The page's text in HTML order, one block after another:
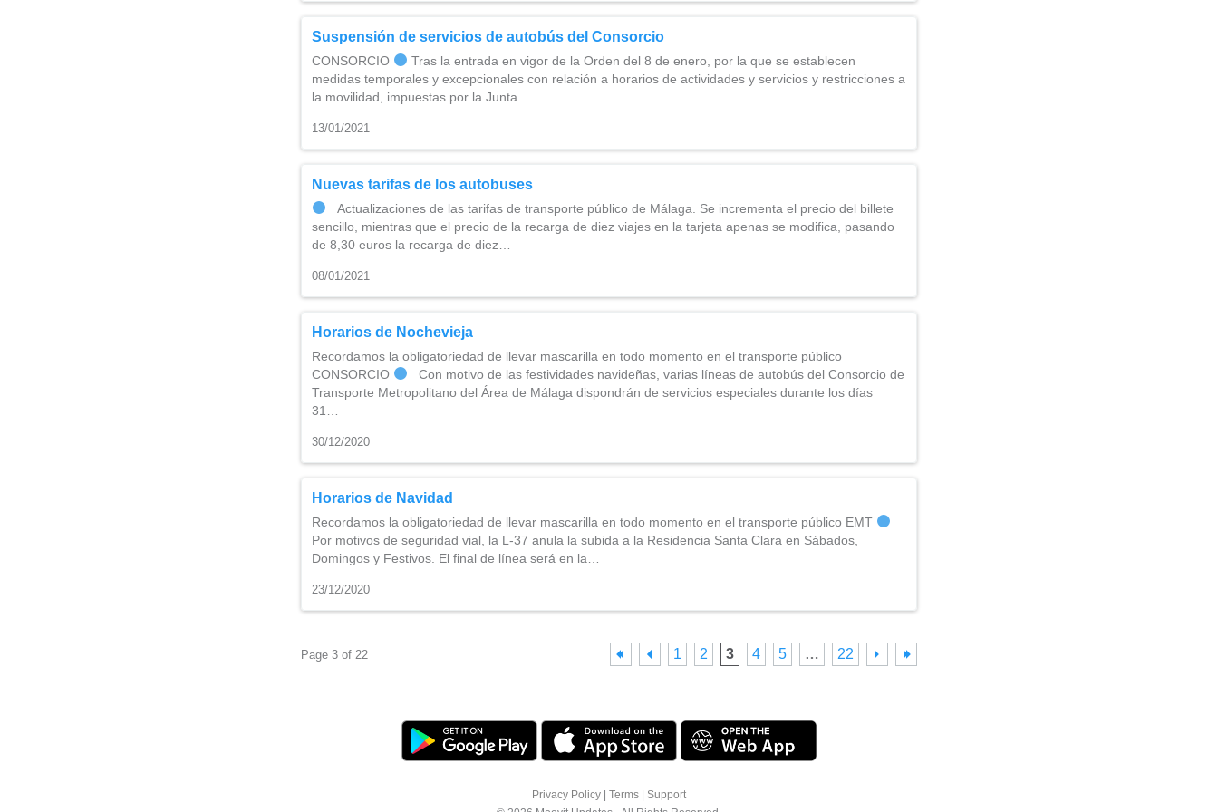
Suspensión de servicios de autobús del Consorcio
CONSORCIO
Tras la entrada en vigor de la Orden del 8 de enero, por la que se establecen
medidas temporales y excepcionales con relación a horarios de actividades y servicios y restricciones a
la movilidad, impuestas por la Junta…
13/01/2021
Nuevas tarifas de los autobuses
Actualizaciones de las tarifas de transporte público de Málaga. Se incrementa el precio del billete
sencillo, mientras que el precio de la recarga de diez viajes en la tarjeta apenas se modifica, pasando
de 8,30 euros la recarga de diez…
08/01/2021
Horarios de Nochevieja
Recordamos la obligatoriedad de llevar mascarilla en todo momento en el transporte público
CONSORCIO
Con motivo de las festividades navideñas, varias líneas de autobús del Consorcio de
Transporte Metropolitano del Área de Málaga dispondrán de servicios especiales durante los días
31…
30/12/2020
Horarios de Navidad
Recordamos la obligatoriedad de llevar mascarilla en todo momento en el transporte público EMT
Por motivos de seguridad vial, la L-37 anula la subida a la Residencia Santa Clara en Sábados,
Domingos y Festivos. El final de línea será en la…
23/12/2020
Page 3 of 22 1 2 3 4 5 … 22
Privacy Policy Terms
Support